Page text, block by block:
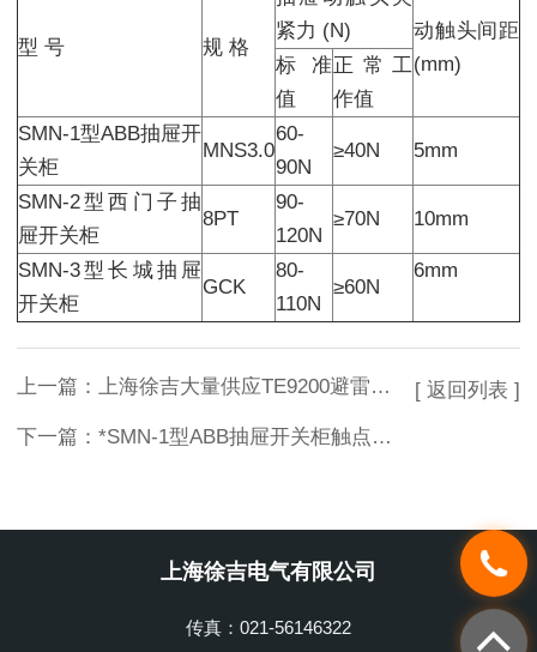
型 号 规 格
紧力 (N)
动触头间距
(mm)
标准
值
正常工
作值
SMN-1型ABB抽屉开
关柜
MNS3.0
60-
90N
≥40N 5mm
SMN-2型西门子抽
屉开关柜
8PT
90-
120N
≥70N 10mm
SMN-3型长城抽屉
开关柜
GCK
80-
110N
≥60N
6mm
上一篇： 上海徐吉大量供应TE9200避雷器综合试验台 避雷器试验台
下一篇： *SMN-1型ABB抽屉开关柜触点压力检测仪
[ 返回列表 ]
上海徐吉电气有限公司
传真：021-56146322